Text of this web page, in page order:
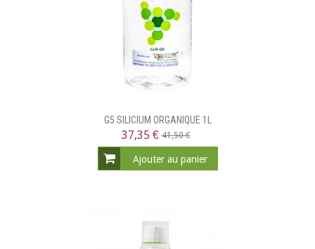
G5 SILICIUM ORGANIQUE 1L
37,35 €41,50 €
Ajouter au panier